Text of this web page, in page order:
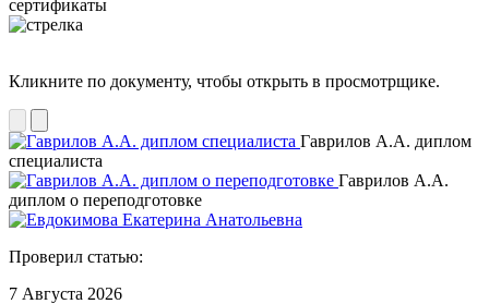
сертификаты
Кликните по документу, чтобы открыть в просмотрщике.
Гаврилов А.А. диплом
специалиста
Гаврилов А.А.
диплом о переподготовке
Проверил статью:
7 Августа 2026